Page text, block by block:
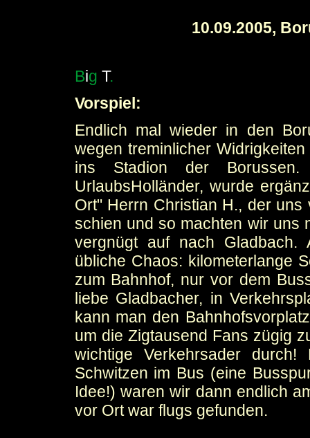
10.09.2005,
Big T.
Vorspiel:
Endlich mal wieder in den
wegen treminlicher
ins Stadion der Borussen.
UrlaubsHolländer, wurde
Ort" Herrn Christian H., der
schien und so machten wir uns
vergnügt auf nach Gladbach.
übliche Chaos: kilometerlange
zum Bahnhof, nur vor dem
liebe Gladbacher, in
kann man den
um die Zigtausend Fans zügig
wichtige Verkehrsader
Schwitzen im Bus (eine
Idee!) waren wir dann endlich
vor Ort war flugs gefunden.